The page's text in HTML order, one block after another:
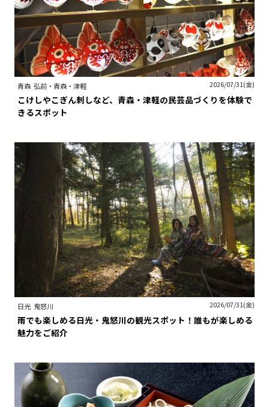
青森 弘前・青森・津軽 2026/07/31(金)
こけしやこぎん刺しなど、青森・津軽の民芸品づくりを体験で
きるスポット
日光 鬼怒川 2026/07/31(金)
雨でも楽しめる日光・鬼怒川の観光スポット！誰もが楽しめる
魅力をご紹介